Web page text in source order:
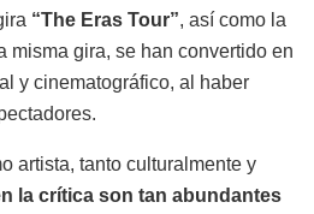
“The Eras Tour”, así como la
misma gira, se han convertido en
y cinematográfico, al haber
artista, tanto culturalmente y
la crítica son tan abundantes